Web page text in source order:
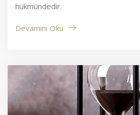
hükmündedir.
Devamını Oku